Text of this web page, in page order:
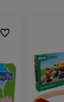
Do ulubionych
Do ulubionych